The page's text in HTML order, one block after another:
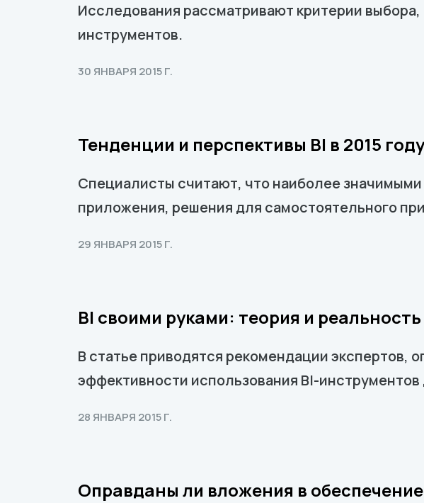
Исследования рассматривают критерии
инструментов.
30 ЯНВАРЯ 2015 Г.
Тенденции и перспективы BI в 2015 году
Специалисты считают, что наиболее
приложения, решения для самостоятельного
29 ЯНВАРЯ 2015 Г.
BI своими руками: теория и реальность
В статье приводятся рекомендации экспертов,
эффективности использования BI-
28 ЯНВАРЯ 2015 Г.
Оправданы ли вложения в